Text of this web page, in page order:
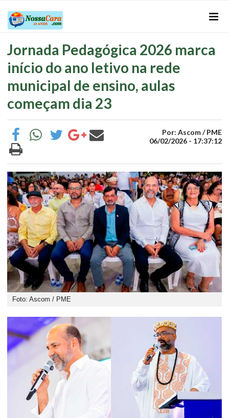
Jornada Pedagógica 2026 marca
início do ano letivo na rede
municipal de ensino, aulas
começam dia 23
Por: Ascom / PME
06/02/2026 - 17:37:12
Foto: Ascom / PME